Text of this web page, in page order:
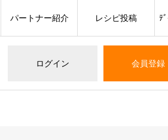
ログイン 会員登録
パートナー紹介 レシピ投稿 ﾃ